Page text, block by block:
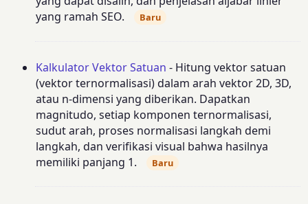
yang ramah SEO.
Baru
Kalkulator Vektor Satuan - Hitung vektor satuan
(vektor ternormalisasi) dalam arah vektor 2D, 3D,
atau n-dimensi yang diberikan. Dapatkan
magnitudo, setiap komponen ternormalisasi,
sudut arah, proses normalisasi langkah demi
langkah, dan verifikasi visual bahwa hasilnya
memiliki panjang 1.
Baru